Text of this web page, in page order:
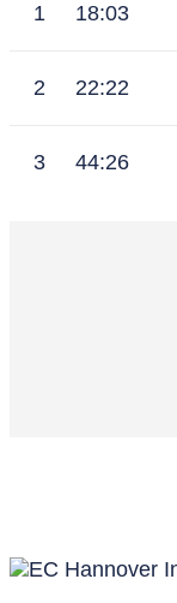
1 18:03
2 22:22
3 44:26